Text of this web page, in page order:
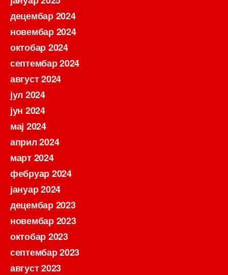
децембар 2024
новембар 2024
октобар 2024
септембар 2024
август 2024
јул 2024
јун 2024
мај 2024
април 2024
март 2024
фебруар 2024
јануар 2024
децембар 2023
новембар 2023
октобар 2023
септембар 2023
август 2023